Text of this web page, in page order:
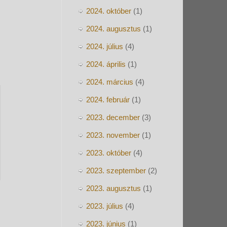
2024. október (1)
2024. augusztus (1)
2024. július (4)
2024. április (1)
2024. március (4)
2024. február (1)
2023. december (3)
2023. november (1)
2023. október (4)
2023. szeptember (2)
2023. augusztus (1)
2023. július (4)
2023. június (1)